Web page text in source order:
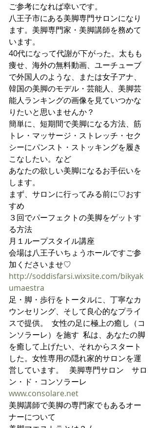
ご参考になれば幸いです。
八王子市にある美脚専門サロンになり
ます。美脚専門家・美脚講師を務めて
います。
40代になって代謝が下がった。太もも
痩せ、海外の無料動画、ユーチューブ
で外国人のような、または女子アナ、
韓国の美脚のモデル・芸能人、美脚芸
能人ランキングの画像を見ていつかな
りたいと思いませんか？
簡単に、短期間で美脚になる方法、筋
トレ・マッサージ・ストレッチ・セク
シーにパンスト・ストッキングを履き
こなしたい。など
あなたの欲しい美脚になるお手伝いを
します。
まず、サロンに行ってみる前に♡おす
すめ
３回でパーフェクトの美脚をゲットす
る方法
月１ループスタイル講座
会場は八王子いちょうホールですご参
加くださいませ♡
http://soddisfarsi.wixsite.com/bikyak
umaestra
足・脚・歩行をトータルに、丁寧なカ
ウンセリング、そして良心的なプライ
スで提供。  女性の足に極上の癒し（コ
ンソラーレ）を施す  私は、あなたの脚
を癒して上げたい、それからスタート
した。女性専用の隠れ家的サロンを運
営しています。   美脚専門サロン　サロ
ン・ド・コンソラーレ
www.consolare.net
美脚講師で美脚の専門家でもあるオー
ナーについて